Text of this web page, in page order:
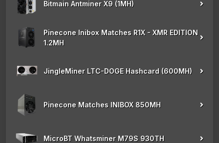
Bitmain Antminer X9 (1MH)
Pinecone Inibox Matches R1X - XMR EDITION
1.2MH
JingleMiner LTC-DOGE Hashcard (600MH)
Pinecone Matches INIBOX 850MH
MicroBT Whatsminer M79S 930TH